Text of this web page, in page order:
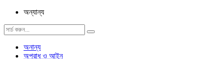
অন্যান্য
অনান্য
অপরাধ ও আইন